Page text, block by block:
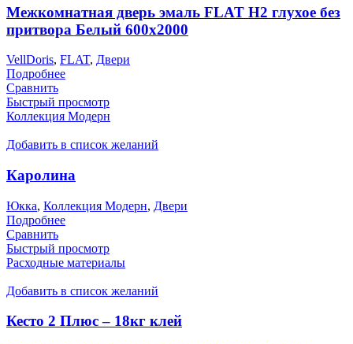
Межкомнатная дверь эмаль FLAT H2 глухое без
притвора Белый 600х2000
VellDoris, FLAT, Двери
Подробнее
Сравнить
Быстрый просмотр
Коллекция Модерн
Добавить в список желаний
Каролина
Юкка, Коллекция Модерн, Двери
Подробнее
Сравнить
Быстрый просмотр
Расходные материалы
Добавить в список желаний
Кесто 2 Плюс – 18кг клей